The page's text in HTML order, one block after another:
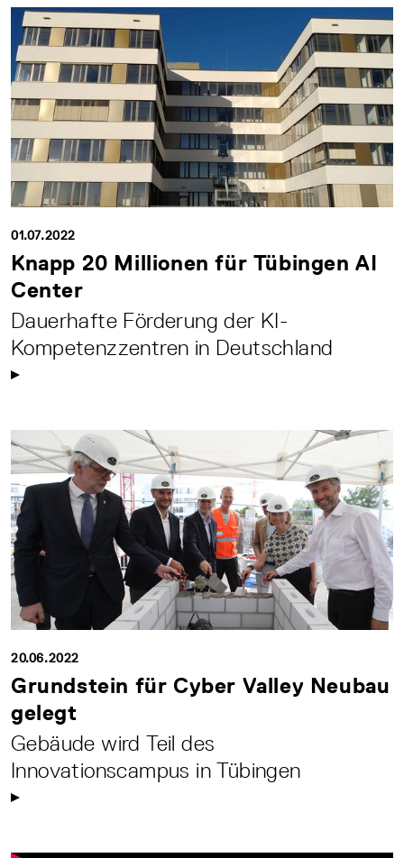
01.07.2022
Knapp 20 Millionen für Tübingen AI
Center
Dauerhafte Förderung der KI-
Kompetenzzentren in Deutschland
20.06.2022
Grundstein für Cyber Valley Neubau
gelegt
Gebäude wird Teil des
Innovationscampus in Tübingen